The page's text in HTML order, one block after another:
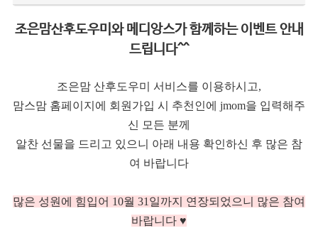
조은맘산후도우미와 메디앙스가 함께하는 이벤트 안내
드립니다^^
조은맘 산후도우미 서비스를 이용하시고,
맘스맘 홈페이지에 회원가입 시 추천인에 jmom을 입력해주
신 모든 분께
알찬 선물을 드리고 있으니 아래 내용 확인하신 후 많은 참
여 바랍니다
많은 성원에 힘입어 10월 31일까지 연장되었으니 많은 참여
바랍니다 ♥